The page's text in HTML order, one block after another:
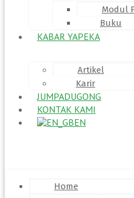
Modul
Buku
KABAR YAPEKA
Artikel
Karir
JUMPADUGONG
KONTAK KAMI
EN
Home